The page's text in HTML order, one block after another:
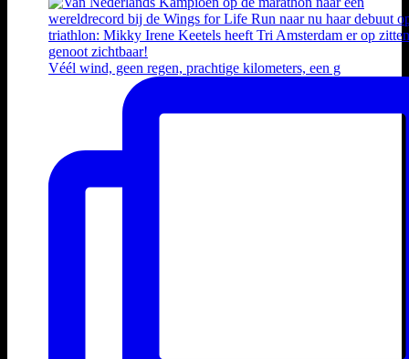
Véél wind, geen regen, prachtige kilometers, een g